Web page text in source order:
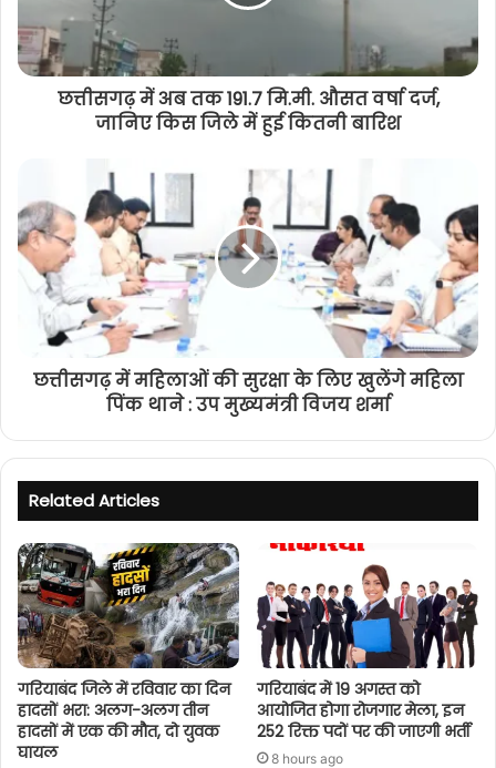
छत्तीसगढ़ में अब तक 191.7 मि.मी. औसत वर्षा दर्ज,
जानिए किस जिले में हुई कितनी बारिश
छत्तीसगढ़ में महिलाओं की सुरक्षा के लिए खुलेंगे महिला
पिंक थाने : उप मुख्यमंत्री विजय शर्मा
Related Articles
गरियाबंद जिले में रविवार का दिन
हादसों भरा: अलग-अलग तीन
हादसों में एक की मौत, दो युवक
घायल
गरियाबंद में 19 अगस्त को
आयोजित होगा रोजगार मेला, इन
252 रिक्त पदों पर की जाएगी भर्ती
8 hours ago